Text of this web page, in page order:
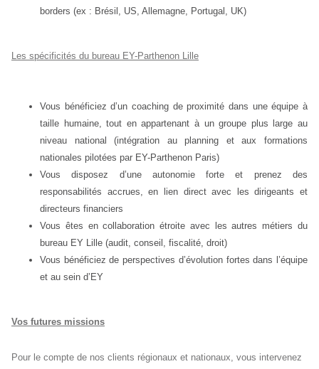
borders (ex : Brésil, US, Allemagne, Portugal, UK)
Les spécificités du bureau EY-Parthenon Lille
Vous bénéficiez d’un coaching de proximité dans une équipe à
taille humaine, tout en appartenant à un groupe plus large au
niveau national (intégration au planning et aux formations
nationales pilotées par EY-Parthenon Paris)
Vous disposez d’une autonomie forte et prenez des
responsabilités accrues, en lien direct avec les dirigeants et
directeurs financiers
Vous êtes en collaboration étroite avec les autres métiers du
bureau EY Lille (audit, conseil, fiscalité, droit)
Vous bénéficiez de perspectives d’évolution fortes dans l’équipe
et au sein d’EY
Vos futures missions
Pour le compte de nos clients régionaux et nationaux, vous intervenez